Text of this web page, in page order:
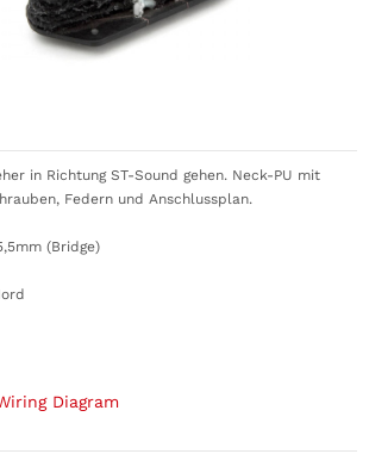
in Richtung ST-Sound gehen. Neck-PU mit
Federn und Anschlussplan.
(Bridge)
Diagram